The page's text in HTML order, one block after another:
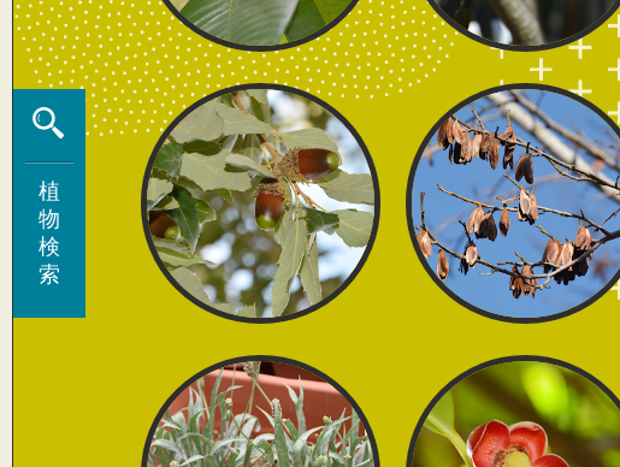
植
物
検
索
植
物
検
索